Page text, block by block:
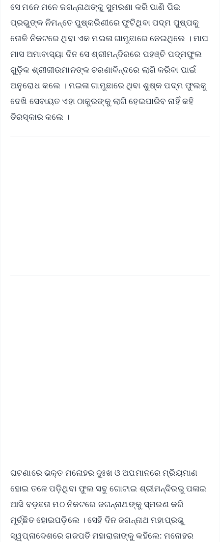
ସେ ମନେ ମନେ ଜଗନ୍ନାଥଙ୍କୁ ସୁମରଣା କରି ପାଣି ପିଇ
ପ୍ରଭୁଙ୍କ ନିମନ୍ତେ ପୁଷ୍କରିଣୀରେ ଫୁଟିଥିବା ପଦ୍ମ ପୁଷ୍ପକୁ
ତୋଳି ନିକଟରେ ଥିବା ଏକ ମଇଳା ଗାମୁଛାରେ ନେଇଥିଲେ । ମାଘ
ମାସ ଅମାବାସ୍ୟା ଦିନ ସେ ଶ୍ରୀମନ୍ଦିରରେ ପହଞ୍ଚି ପଦ୍ମଫୁଲ
ଗୁଡ଼ିକ ଶ୍ରୀଜୀଉମାନଙ୍କ ଚରଣାବିନ୍ଦରେ ଲାଗି କରିବା ପାଇଁ
ଅନୁରୋଧ କଲେ । ମଇଳା ଗାମୁଛାରେ ଥିବା ଶୁଷ୍କ ପଦ୍ମ ଫୁଲକୁ
ଦେଖି ସେବାୟତ ଏହା ଠାକୁରଙ୍କୁ ଲାଗି ହେଇପାରିବ ନାହିଁ କହି
ତିରସ୍କାର କଲେ ।
ଘଟଣାରେ ଭକ୍ତ ମନୋହର ଦୁଃଖ ଓ ଅପମାନରେ ମ୍ରିୟମାଣ
ହୋଇ ତଳେ ପଡ଼ିଥିବା ଫୁଲ ସବୁ ଗୋଟାଇ ଶ୍ରୀମନ୍ଦିରରୁ ପଳାଇ
ଆସି ବଡ଼ଛତା ମଠ ନିକଟରେ ଜଗନ୍ନାଥଙ୍କୁ ସ୍ମରଣ କରି
ମୂର୍ଚ୍ଛିତ ହୋଇପଡ଼ିଲେ । ସେହି ଦିନ ଜଗନ୍ନାଥ ମହାପ୍ରଭୁ
ସ୍ୱପ୍ନାଦେଶରେ ଗଜପତି ମହାରାଜାଙ୍କୁ କହିଲେ: ମନୋହର